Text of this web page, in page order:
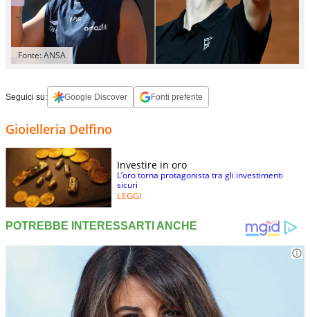
Fonte: ANSA
Seguici su: Google Discover Fonti preferite
Gioielleria Delfino
Investire in oro
L’oro torna protagonista tra gli investimenti
sicuri
LEGGI